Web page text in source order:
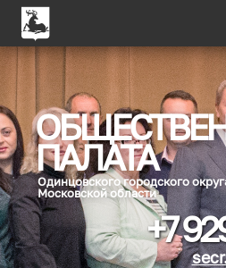
ПАЛАТА
Одинцовского городского
Московской области
+7